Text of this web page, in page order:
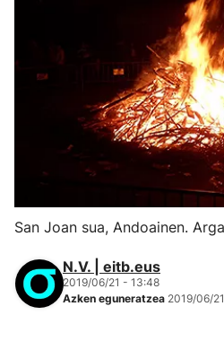
San Joan sua, Andoainen.
N.V. | eitb.eus
2019/06/21 - 13:48
Azken eguneratzea 2019/06/